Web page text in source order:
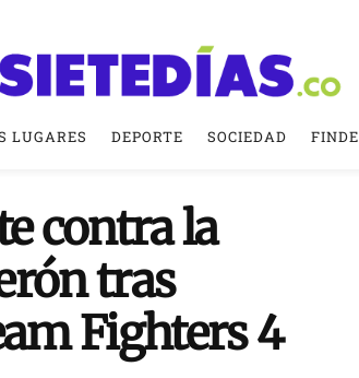
LUGARES DEPORTE SOCIEDAD FINDE
contra la
tras
Fighters 4